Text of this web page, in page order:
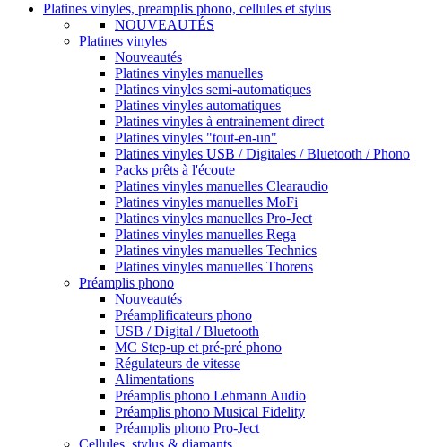
Platines vinyles, preamplis phono, cellules et stylus
NOUVEAUTÉS
Platines vinyles
Nouveautés
Platines vinyles manuelles
Platines vinyles semi-automatiques
Platines vinyles automatiques
Platines vinyles à entrainement direct
Platines vinyles "tout-en-un"
Platines vinyles USB / Digitales / Bluetooth / Phono
Packs prêts à l'écoute
Platines vinyles manuelles Clearaudio
Platines vinyles manuelles MoFi
Platines vinyles manuelles Pro-Ject
Platines vinyles manuelles Rega
Platines vinyles manuelles Technics
Platines vinyles manuelles Thorens
Préamplis phono
Nouveautés
Préamplificateurs phono
USB / Digital / Bluetooth
MC Step-up et pré-pré phono
Régulateurs de vitesse
Alimentations
Préamplis phono Lehmann Audio
Préamplis phono Musical Fidelity
Préamplis phono Pro-Ject
Cellules, stylus & diamants